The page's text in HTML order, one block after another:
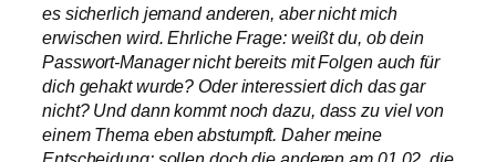
es sicherlich jemand anderen, aber nicht mich
erwischen wird. Ehrliche Frage: weißt du, ob dein
Passwort-Manager nicht bereits mit Folgen auch für
dich gehakt wurde? Oder interessiert dich das gar
nicht? Und dann kommt noch dazu, dass zu viel von
einem Thema eben abstumpft. Daher meine